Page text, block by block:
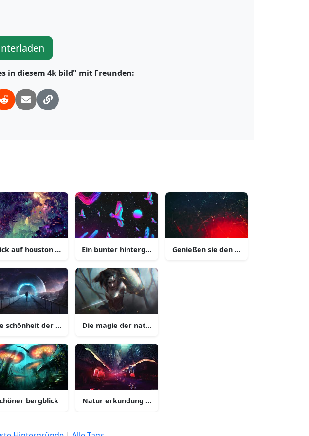
in diesem 4k bild" mit Freunden:
diesem atemberaubenden 4k bild
in 4k
morgenurlaub
auf houston texas vom turm
schönheit der natur in 4k
bergblick
Ein bunter hintergrund mit vögeln im himmel
Die magie der natur
Natur erkundung des unbekannten
Genießen sie den beruhigenden blick